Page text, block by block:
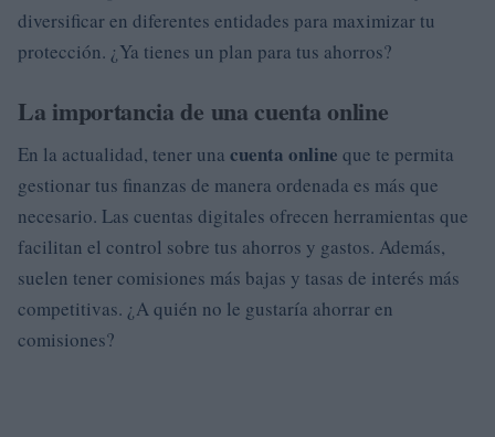
diversificar en diferentes entidades para maximizar tu
protección. ¿Ya tienes un plan para tus ahorros?
La importancia de una cuenta online
En la actualidad, tener una cuenta online que te permita
gestionar tus finanzas de manera ordenada es más que
necesario. Las cuentas digitales ofrecen herramientas que
facilitan el control sobre tus ahorros y gastos. Además,
suelen tener comisiones más bajas y tasas de interés más
competitivas. ¿A quién no le gustaría ahorrar en
comisiones?